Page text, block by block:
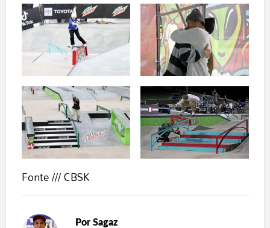
Fonte ///CBSK
Por Sagaz